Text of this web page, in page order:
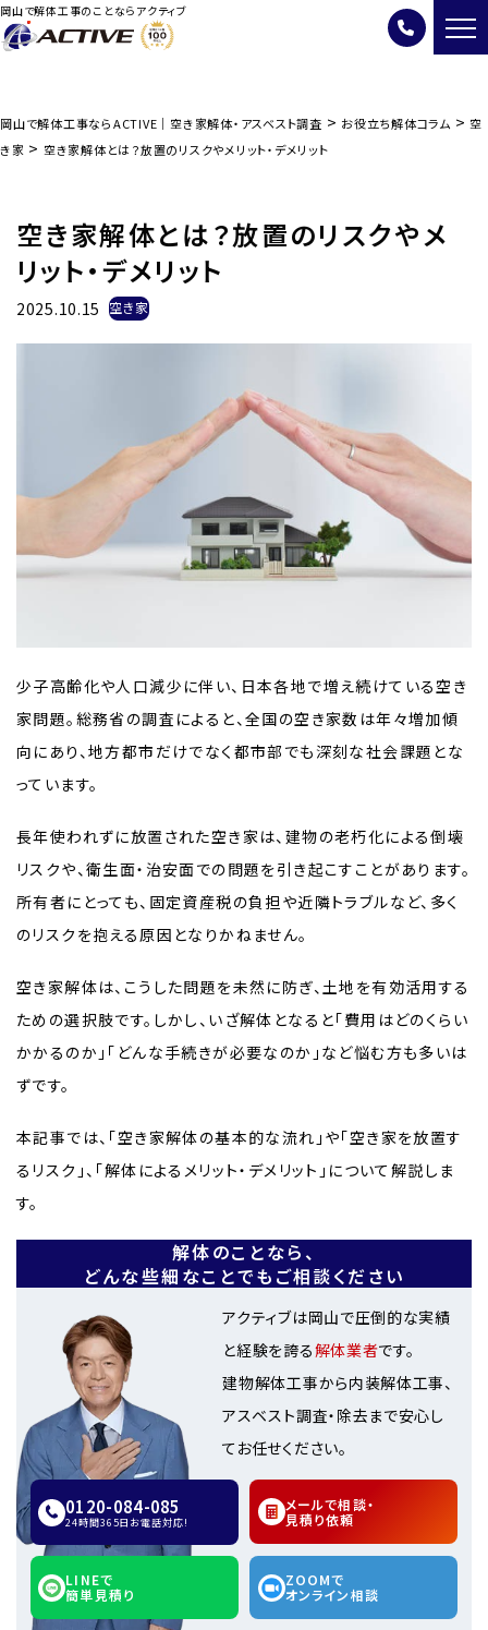
岡山で解体工事のことならアクティブ
岡山で解体工事ならACTIVE｜空き家解体・アスベスト調査 > お役立ち解体コラム > 空
き家 > 空き家解体とは？放置のリスクやメリット・デメリット
空き家解体とは？放置のリスクやメ
リット・デメリット
2025.10.15 空き家
少子高齢化や人口減少に伴い、日本各地で増え続けている空き
家問題。総務省の調査によると、全国の空き家数は年々増加傾
向にあり、地方都市だけでなく都市部でも深刻な社会課題とな
っています。
長年使われずに放置された空き家は、建物の老朽化による倒壊
リスクや、衛生面・治安面での問題を引き起こすことがあります。
所有者にとっても、固定資産税の負担や近隣トラブルなど、多く
のリスクを抱える原因となりかねません。
空き家解体は、こうした問題を未然に防ぎ、土地を有効活用する
ための選択肢です。しかし、いざ解体となると「費用はどのくらい
かかるのか」「どんな手続きが必要なのか」など悩む方も多いは
ずです。
本記事では、「空き家解体の基本的な流れ」や「空き家を放置す
るリスク」、「解体によるメリット・デメリット」について解説しま
す。
解体のことなら、
どんな些細なことでもご相談ください
アクティブは岡山で圧倒的な実績
と経験を誇る解体業者です。
建物解体工事から内装解体工事、
アスベスト調査・除去まで安心し
てお任せください。
0120-084-085
24時間365日お電話対応!
メールで相談・
見積り依頼
LINEで
簡単見積り
ZOOMで
オンライン相談